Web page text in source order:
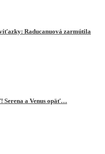
Raducanuová zarmútila
Serena a Venus opäť…